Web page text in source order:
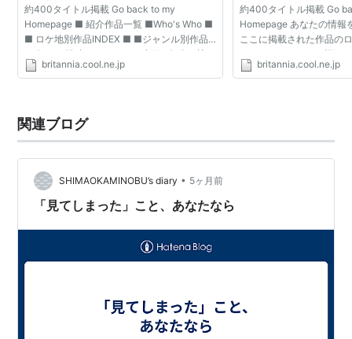
約400タイトル掲載 Go back to my
Homepage ■ 紹介作品一覧 ■Who's Who ■
■ ロケ地別作品INDEX ■ ■ジャンル別作品
紹介 ■ ■投稿コーナー１：映画の舞台を訪ね
て ■投稿コーナー２： ■ ■TV番組 ■
britannia.cool.ne.jp
約400タイトル掲載 Go
Homepage あなたの情報
ここに掲載された作品の
の）について、より詳細
方、誤った情報を発見さ
britannia.cool.ne.jp
関連ブログ
SHIMAOKAMINOBU’s diary • 5ヶ月前
「見てしまった」こと、あなたなら